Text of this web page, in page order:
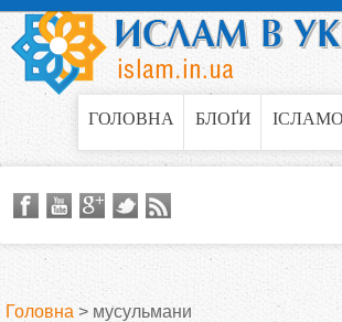
Jump to navigation
ГОЛОВНА БЛОҐИ
Головна > мусульмани